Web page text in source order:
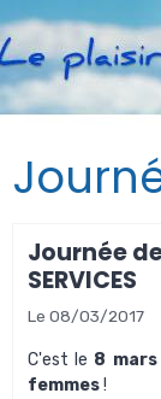
Journée
SERVICES
Le 08/03/2017
C'est le 8 mars
femmes!